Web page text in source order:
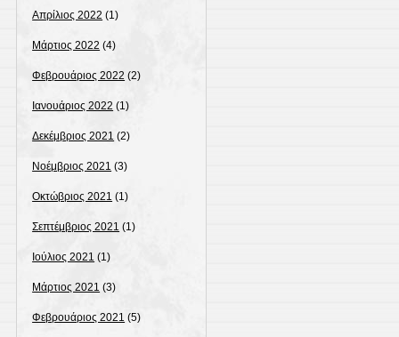
Απρίλιος 2022 (1)
Μάρτιος 2022 (4)
Φεβρουάριος 2022 (2)
Ιανουάριος 2022 (1)
Δεκέμβριος 2021 (2)
Νοέμβριος 2021 (3)
Οκτώβριος 2021 (1)
Σεπτέμβριος 2021 (1)
Ιούλιος 2021 (1)
Μάρτιος 2021 (3)
Φεβρουάριος 2021 (5)